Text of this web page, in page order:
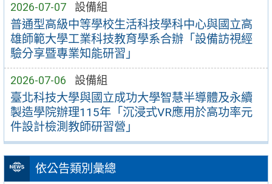
2026-07-07 設備組
普通型高級中等學校生活科技學科中心與國立高
雄師範大學工業科技教育學系合辦「設備訪視經
驗分享暨專業知能研習」
2026-07-06 設備組
臺北科技大學與國立成功大學智慧半導體及永續
製造學院辦理115年「沉浸式VR應用於高功率元
件設計檢測教師研習營」
依公告類別彙總